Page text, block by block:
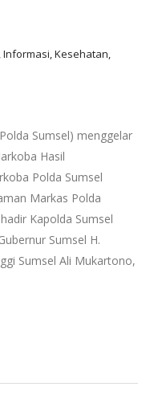
Kesehatan,
Sumsel) menggelar
Hasil
Polda Sumsel
Markas Polda
Kapolda Sumsel
Sumsel H.
Sumsel Ali Mukartono,